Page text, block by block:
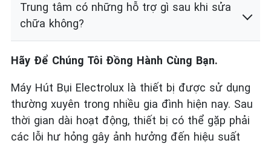
Trung tâm có những hỗ trợ gì sau khi sửa
chữa không?
Hãy Để Chúng Tôi Đồng Hành Cùng Bạn.
Máy Hút Bụi Electrolux là thiết bị được sử dụng
thường xuyên trong nhiều gia đình hiện nay. Sau
thời gian dài hoạt động, thiết bị có thể gặp phải
các lỗi hư hỏng gây ảnh hưởng đến hiệu suất